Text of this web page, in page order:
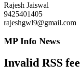
Rajesh Jaiswal
9425401405
rajeshgwl9@gmail.com
MP Info News
Invalid RSS